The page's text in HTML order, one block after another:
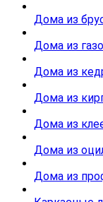
Дома из
Дома из
Дома из
Дома из
Дома из
Дома из
Дома из